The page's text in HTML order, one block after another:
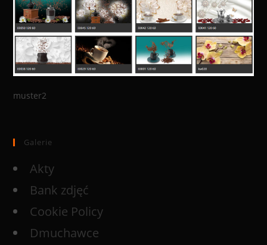
muster2
Galerie
Akty
Bank zdjęć
Cookie Policy
Dmuchawce